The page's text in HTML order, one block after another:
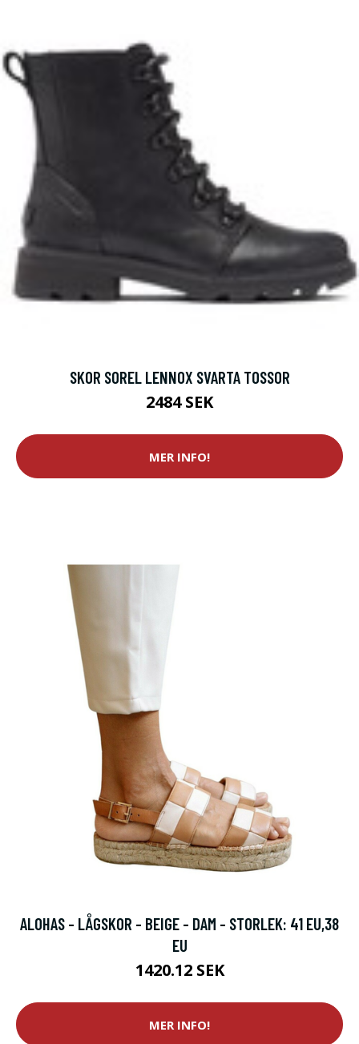
SKOR SOREL LENNOX SVARTA TOSSOR
2484 SEK
MER INFO!
ALOHAS - LÅGSKOR - BEIGE - DAM - STORLEK: 41 EU,38
EU
1420.12 SEK
MER INFO!